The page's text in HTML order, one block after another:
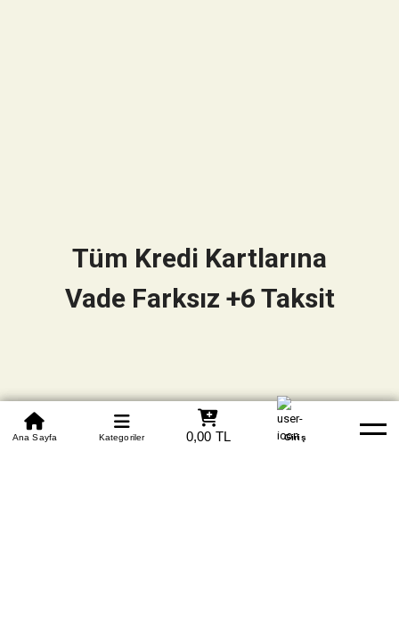
0850 305 09 70
Beden Tablosu Banka Hesapları Whatsapp Yardım
Ana Sayfa Kategoriler 0,00 TL Giriş
Tüm Kredi Kartlarına
Vade Farksız +6 Taksit